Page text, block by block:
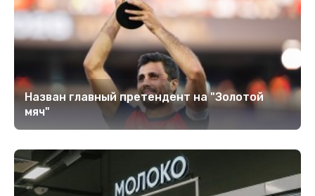
Назван главный претендент на "Золотой
мяч"